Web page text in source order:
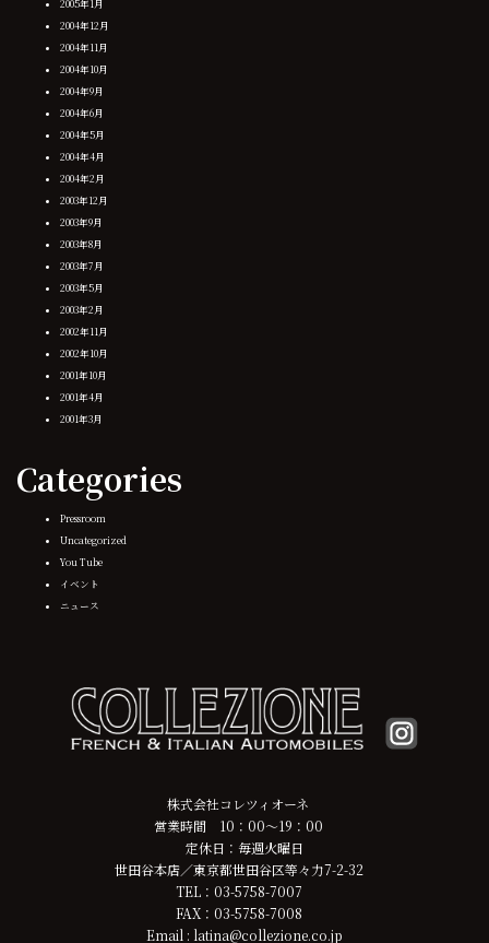
2005年1月
2004年12月
2004年11月
2004年10月
2004年9月
2004年6月
2004年5月
2004年4月
2004年2月
2003年12月
2003年9月
2003年8月
2003年7月
2003年5月
2003年2月
2002年11月
2002年10月
2001年10月
2001年4月
2001年3月
Categories
Pressroom
Uncategorized
You Tube
イベント
ニュース
株式会社コレツィオーネ
営業時間 10：00～19：00
定休日：毎週火曜日
世田谷本店／東京都世田谷区等々力7-2-32
TEL：03-5758-7007
FAX：03-5758-7008
Email : latina@collezione.co.jp